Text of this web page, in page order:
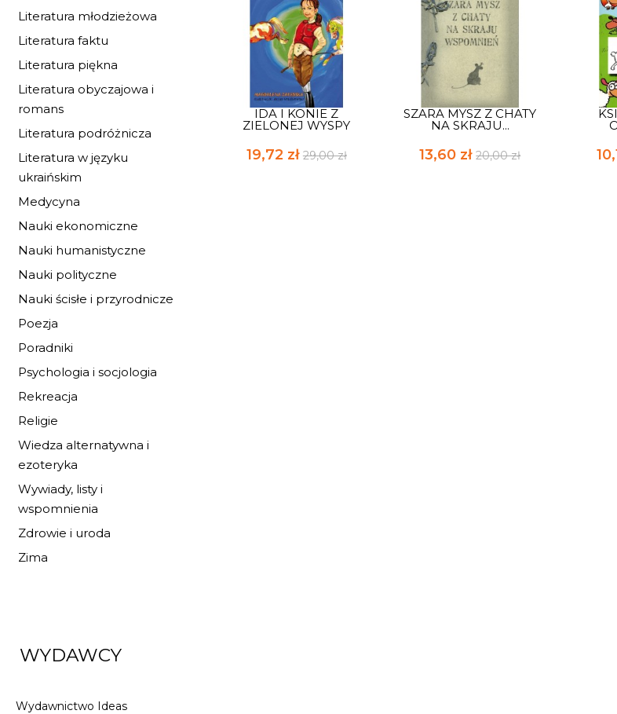
Literatura młodzieżowa
Literatura faktu
Literatura piękna
Literatura obyczajowa i
romans
Literatura podróżnicza
Literatura w języku
ukraińskim
Medycyna
Nauki ekonomiczne
Nauki humanistyczne
Nauki polityczne
Nauki ścisłe i przyrodnicze
Poezja
Poradniki
Psychologia i socjologia
Rekreacja
Religie
Wiedza alternatywna i
ezoteryka
Wywiady, listy i
wspomnienia
Zdrowie i uroda
Zima
WYDAWCY
Wydawnictwo Ideas
IDA I KONIE Z
ZIELONEJ WYSPY
19,72 zł 29,00 zł
SZARA MYSZ Z CHATY
NA SKRAJU...
13,60 zł20,00 zł